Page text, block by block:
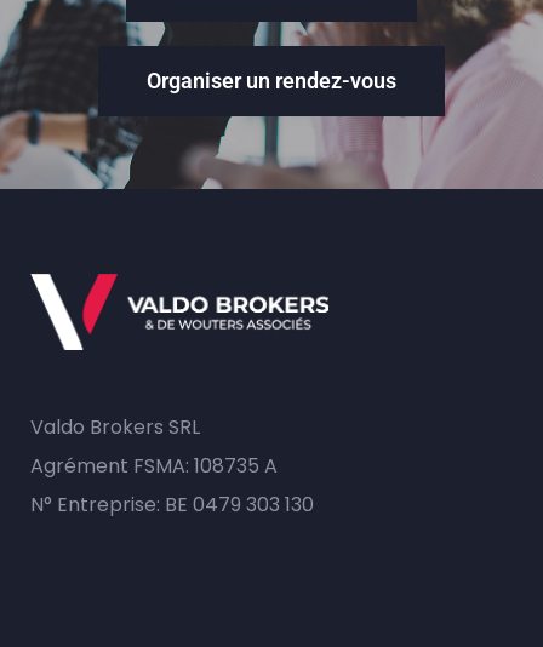
Organiser un rendez-vous
Valdo Brokers SRL
Agrément FSMA: 108735 A
N° Entreprise: BE 0479 303 130